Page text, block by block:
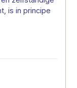
is in principe